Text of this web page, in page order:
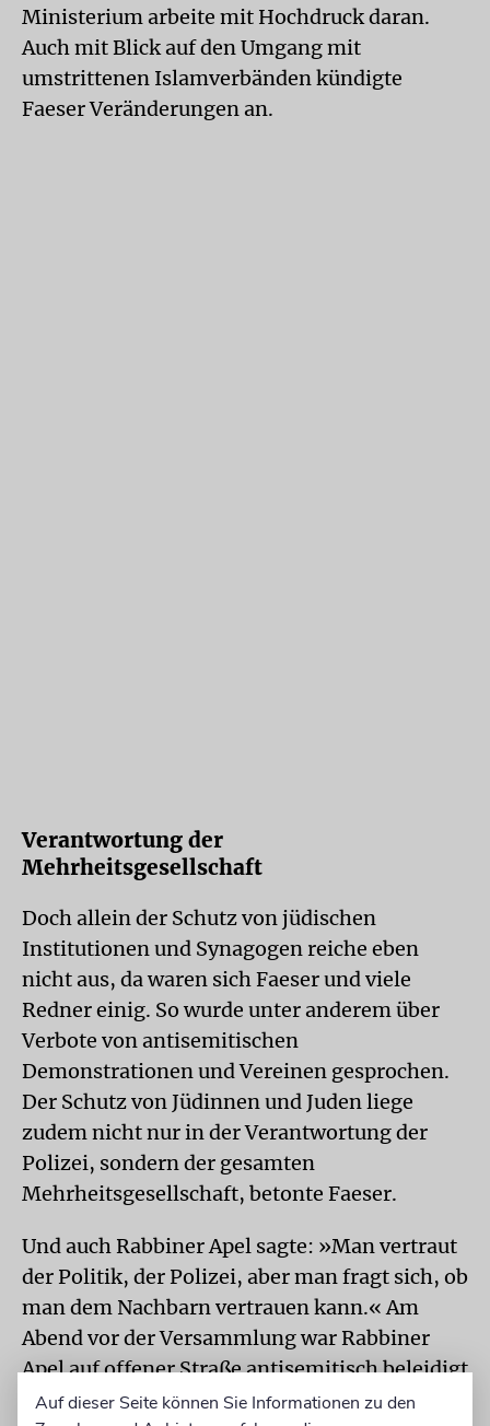
Ministerium arbeite mit Hochdruck daran.
Auch mit Blick auf den Umgang mit
umstrittenen Islamverbänden kündigte
Faeser Veränderungen an.
Verantwortung der
Mehrheitsgesellschaft
Doch allein der Schutz von jüdischen
Institutionen und Synagogen reiche eben
nicht aus, da waren sich Faeser und viele
Redner einig. So wurde unter anderem über
Verbote von antisemitischen
Demonstrationen und Vereinen gesprochen.
Der Schutz von Jüdinnen und Juden liege
zudem nicht nur in der Verantwortung der
Polizei, sondern der gesamten
Mehrheitsgesellschaft, betonte Faeser.
Und auch Rabbiner Apel sagte: »Man vertraut
der Politik, der Polizei, aber man fragt sich, ob
man dem Nachbarn vertrauen kann.« Am
Abend vor der Versammlung war Rabbiner
Apel auf offener Straße antisemitisch beleidigt
worden. Die anwesendenPolizisten konnten
Auf dieser Seite können Sie Informationen zu den